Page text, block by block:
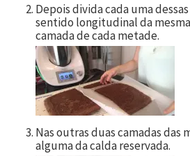
Depois divida cada uma
sentido longitudinal da
camada de cada metade.
Nas outras duas camadas das
alguma da calda reservada.